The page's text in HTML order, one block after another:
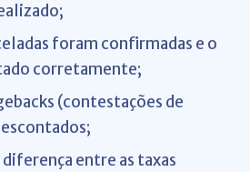
foram confirmadas e o
corretamente;
(contestações de
entre as taxas